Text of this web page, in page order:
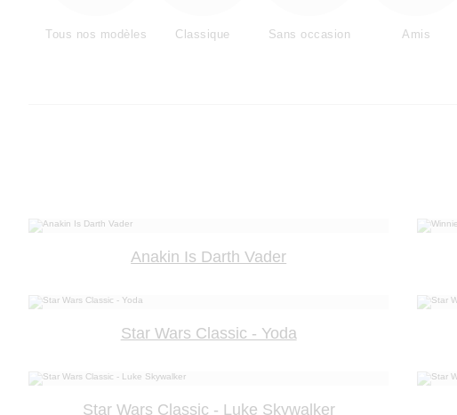
Tous nos modèles Classique Sans occasion Amis
Anakin Is Darth Vader
Star Wars Classic - Yoda
Star Wars Classic - Luke Skywalker